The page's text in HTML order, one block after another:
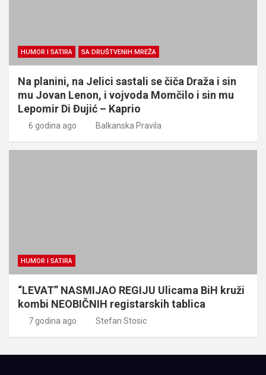
HUMOR I SATIRA SA DRUŠTVENIH MREŽA
Na planini, na Jelici sastali se čiča Draža i sin
mu Jovan Lenon, i vojvoda Momčilo i sin mu
Lepomir Di Đujić – Kaprio
6 godina ago Balkanska Pravila
HUMOR I SATIRA
“LEVAT” NASMIJAO REGIJU Ulicama BiH kruži
kombi NEOBIČNIH registarskih tablica
7 godina ago Stefan Stosic